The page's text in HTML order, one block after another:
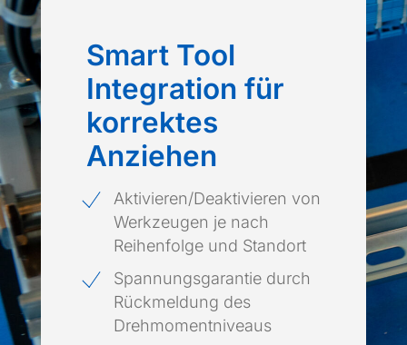
Smart Tool
Integration für
korrektes
Anziehen
Aktivieren/Deaktivieren von
Werkzeugen je nach
Reihenfolge und Standort
Spannungsgarantie durch
Rückmeldung des
Drehmomentniveaus